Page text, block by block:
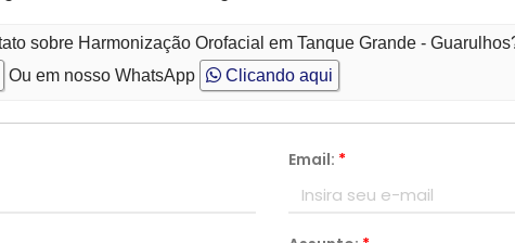
sobre Harmonização Orofacial em Tanque Grande -
Ou em nosso WhatsApp Clicando aqui
Email: *